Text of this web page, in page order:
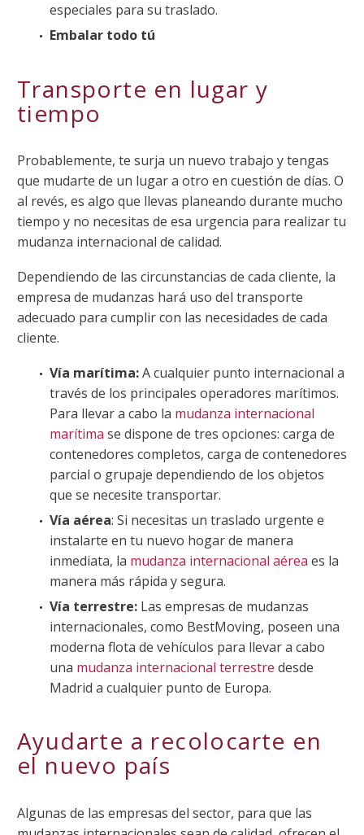
especiales para su traslado.
Embalar todo tú
Transporte en lugar y
tiempo
Probablemente, te surja un nuevo trabajo y tengas
que mudarte de un lugar a otro en cuestión de días. O
al revés, es algo que llevas planeando durante mucho
tiempo y no necesitas de esa urgencia para realizar tu
mudanza internacional de calidad.
Dependiendo de las circunstancias de cada cliente, la
empresa de mudanzas hará uso del transporte
adecuado para cumplir con las necesidades de cada
cliente.
Vía marítima:A cualquier punto internacional a
través de los principales operadores marítimos.
Para llevar a cabo la mudanza internacional
marítima se dispone de tres opciones: carga de
contenedores completos, carga de contenedores
parcial o grupaje dependiendo de los objetos
que se necesite transportar.
Vía aérea: Si necesitas un traslado urgente e
instalarte en tu nuevo hogar de manera
inmediata, la mudanza internacional aérea es la
manera más rápida y segura.
Vía terrestre: Las empresas de mudanzas
internacionales, como BestMoving, poseen una
moderna flota de vehículos para llevar a cabo
una mudanza internacional terrestre desde
Madrid a cualquier punto de Europa.
Ayudarte a recolocarte en
el nuevo país
Algunas de las empresas del sector, para que las